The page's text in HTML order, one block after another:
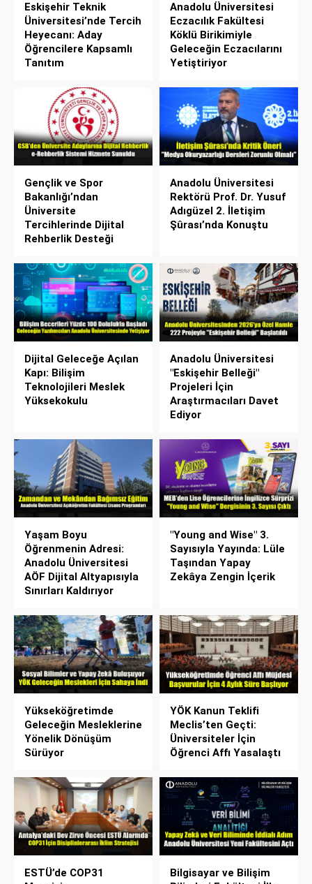
Eskişehir Teknik
Üniversitesi’nde Tercih
Heyecanı: Aday
Öğrencilere Kapsamlı
Tanıtım
Anadolu Üniversitesi
Eczacılık Fakültesi
Köklü Birikimiyle
Geleceğin Eczacılarını
Yetiştiriyor
Gençlik ve Spor
Bakanlığı’ndan
Üniversite
Tercihlerinde Dijital
Rehberlik Desteği
Anadolu Üniversitesi
Rektörü Prof. Dr. Yusuf
Adıgüzel 2. İletişim
Şûrası’nda Konuştu
Dijital Geleceğe Açılan
Kapı: Bilişim
Teknolojileri Meslek
Yüksekokulu
Anadolu Üniversitesi
"Eskişehir Belleği"
Projeleri İçin
Araştırmacıları Davet
Ediyor
Yaşam Boyu
Öğrenmenin Adresi:
Anadolu Üniversitesi
AÖF Dijital Altyapısıyla
Sınırları Kaldırıyor
"Young and Wise" 3.
Sayısıyla Yayında: Lüle
Taşından Yapay
Zekâya Zengin İçerik
Yükseköğretimde
Geleceğin Mesleklerine
Yönelik Dönüşüm
Sürüyor
YÖK Kanun Teklifi
Meclis’ten Geçti:
Üniversiteler İçin
Öğrenci Affı Yasalaştı
ESTÜ’de COP31
Bilgisayar ve Bilişim